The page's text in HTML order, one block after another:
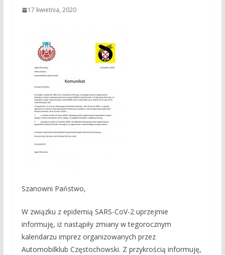
17 kwietnia, 2020
Szanowni Państwo,
W związku z epidemią SARS-CoV-2 uprzejmie
informuję, iż nastąpiły zmiany w tegorocznym
kalendarzu imprez organizowanych przez
Automobilklub Częstochowski. Z przykrością informuję,